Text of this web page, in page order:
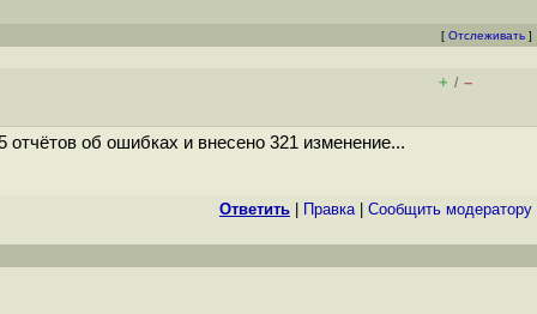
[ Отслеживать ]
+ / –
об ошибках и внесено 321 изменение...
Ответить Правка| Cообщить модератору